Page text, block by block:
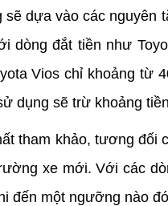
dựa vào các
dòng đắt tiền như
Vios chỉ khoảng từ
dụng sẽ trừ khoảng
tham khảo, tương
xe mới. Với các
đến một ngưỡng nào